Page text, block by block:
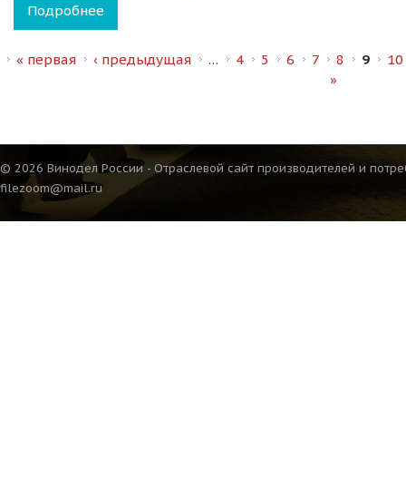
Подробнее
Страницы
« первая ‹ предыдущая … 4 5 6 7 8 9
10
»
© 2026 Винодел России - Отраслевой сайт производителей и
filezoom@mail.ru